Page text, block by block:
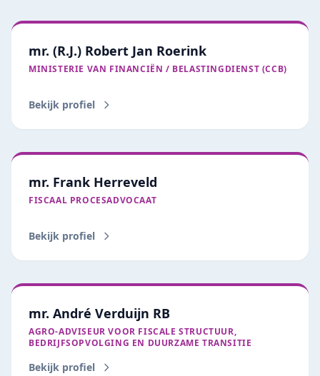
mr. (R.J.) Robert Jan Roerink
MINISTERIE VAN FINANCIËN / BELASTINGDIENST (CCB)
Bekijk profiel
mr. Frank Herreveld
FISCAAL PROCESADVOCAAT
Bekijk profiel
mr. André Verduijn RB
AGRO-ADVISEUR VOOR FISCALE STRUCTUUR,
BEDRIJFSOPVOLGING EN DUURZAME TRANSITIE
Bekijk profiel